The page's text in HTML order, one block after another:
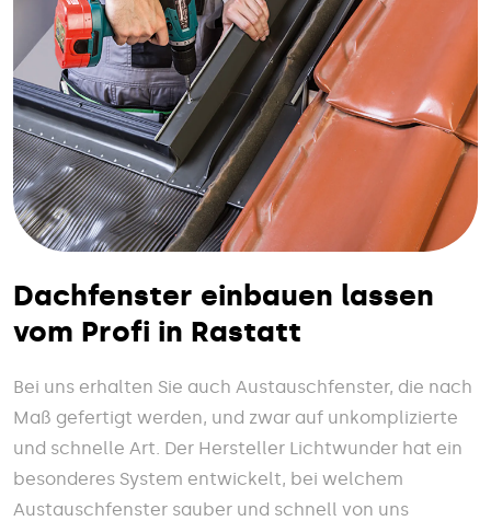
Dachfenster einbauen lassen
vom Profi in Rastatt
Bei uns erhalten Sie auch Austauschfenster, die nach
Maß gefertigt werden, und zwar auf unkomplizierte
und schnelle Art. Der Hersteller Lichtwunder hat ein
besonderes System entwickelt, bei welchem
Austauschfenster sauber und schnell von uns